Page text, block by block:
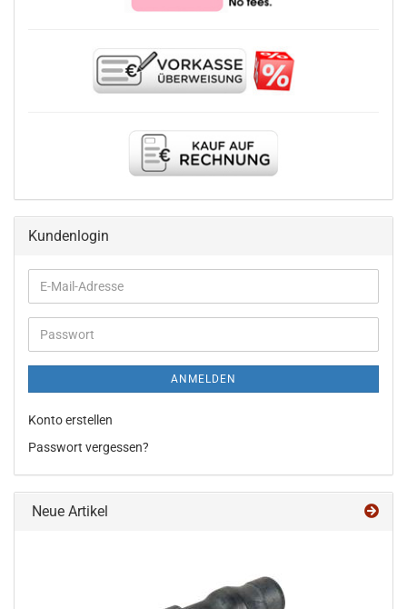
Kundenlogin
E-
Mail-
Adresse
Passwort
ANMELDEN
Konto erstellen
Passwort vergessen?
Neue Artikel